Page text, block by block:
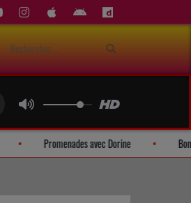
Promenades avec Dorine